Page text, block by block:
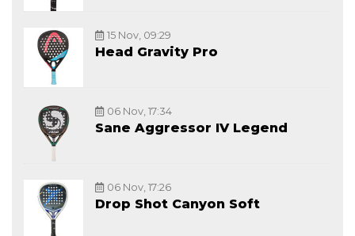
15 Nov, 09:29
Head Gravity Pro
06 Nov, 17:34
Sane Aggressor IV Legend
06 Nov, 17:26
Drop Shot Canyon Soft